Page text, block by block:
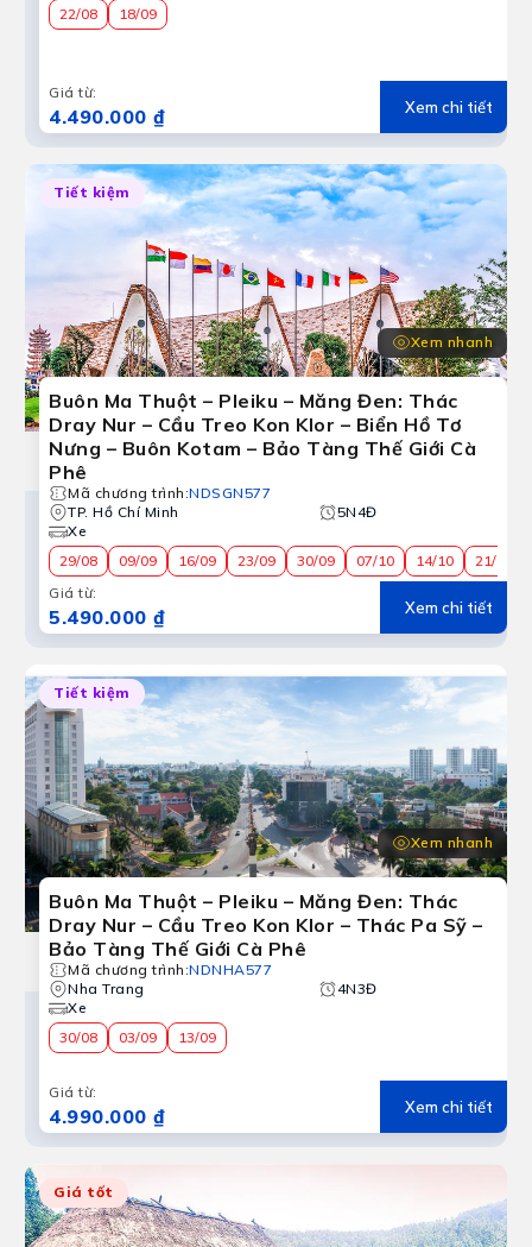
22/08
18/09
Giá từ:
4.490.000 ₫ Xem chi tiết
Tiết kiệm
Xem nhanh
Buôn Ma Thuột – Pleiku – Măng Đen: Thác
Dray Nur – Cầu Treo Kon Klor – Biển Hồ Tơ
Nưng – Buôn Kotam – Bảo Tàng Thế Giới Cà
Phê
Mã chương trình:NDSGN577
TP. Hồ Chí Minh
5N4Đ
Xe
29/08
09/09 16/09 23/09 30/09 07/10 14/10
21/10
Giá từ:
5.490.000 ₫ Xem chi tiết
Tiết kiệm
Xem nhanh
Buôn Ma Thuột – Pleiku – Măng Đen: Thác
Dray Nur – Cầu Treo Kon Klor – Thác Pa Sỹ –
Bảo Tàng Thế Giới Cà Phê
Mã chương trình:NDNHA577
Nha Trang
4N3Đ
Xe
30/08
03/09 13/09
Giá từ:
4.990.000 ₫ Xem chi tiết
Giá tốt